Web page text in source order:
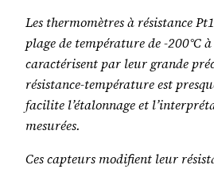
Les thermomètres à résistance
plage de température de -200°C à
caractérisent par leur grande
résistance-température est
facilite l’étalonnage et
mesurées.
Ces capteurs modifient leur